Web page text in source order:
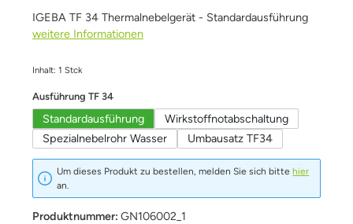
IGEBA TF 34 Thermalnebelgerät - Standardausführung
weitere Informationen
Inhalt: 1 Stck
Ausführung TF 34auswählen
Standardausführung
Wirkstoffnotabschaltung
Spezialnebelrohr Wasser
Umbausatz TF34
Um dieses Produkt zu bestellen, melden Sie sich bitte hier
an.
Produktnummer: GN106002_1